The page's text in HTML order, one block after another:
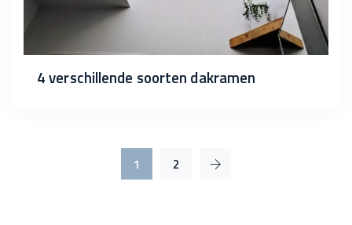
4 verschillende soorten dakramen
1 2